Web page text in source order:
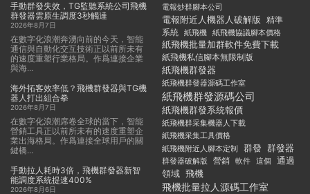
手動群發失效，TG監聽系統公司飛機
群發器雲原生調度3秒觸達
2026年8月7日
在數字化浪潮奔湧向前的今天，智能
通信與自動化交互技術正以前所未有
的速度重塑行業格局。作爲連接企業
與海...
海外拓客效率低？飛機群發器與TG機
器人打出組合拳
2026年8月7日
在數字化浪潮席卷全球的當下，智能
營銷工具正以前所未有的速度重塑企
業出海格局。作爲連接全球用戶的關
鍵橋...
手動拉人耗時3倍，飛機群發器新智
能調度系統提速400%
2026年8月6日
電報炒群腳本公司
電報附近人機器人破解版 精準
系統 紙飛機 紙飛機協議腳本價格
紙飛機批量加群軟件免費下載
紙飛機私信腳本無限制版
紙飛機群發器
紙飛機群發器源碼工作室
紙飛機群發源碼公司
紙飛機群發系統報價
紙飛機群采集機器人下載
紙飛機采集工具價格
紙飛機附近人腳本定制
群發 群發器
群發器破解版 營銷 軟件 這個
通過
領域 飛機
飛機批量拉人源碼工作室